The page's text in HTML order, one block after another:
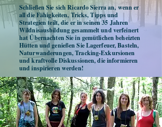
Schließen Sie sich Ricardo Sierra an, wenn er
all die Fähigkeiten, Tricks, Tipps und
Strategien teilt, die er in seinen 35 Jahren
Wildnisausbildung gesammelt und verfeinert
hat Übernachten Sie in gemütlichen beheizten
Hütten und genießen Sie Lagerfeuer, Basteln,
Naturwanderungen, Tracking-Exkursionen
und kraftvolle Diskussionen, die informieren
und inspirieren werden!